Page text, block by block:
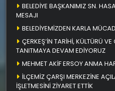
BELEDİYE BAŞKANIMIZ SN.
MESAJI
BELEDİYEMİZDEN KARLA
ÇERKEŞ’İN TARİHİ, KÜLTÜRÜ
TANITMAYA DEVAM EDİYORUZ
MEHMET AKİF ERSOY ANMA
İLÇEMİZ ÇARŞI MERKEZİNE
İŞLETMESİNİ ZİYARET ETTİK